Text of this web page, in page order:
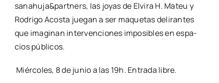
sanahuja&partners, las joyas de Elvi­ra H. Mateu y
Rodri­go Acos­ta jue­gan a ser maque­tas deli­ran­tes
que ima­gi­nan inter­ven­cio­nes impo­si­bles en espa­
cios públi­cos.
Miér­co­les, 8 de junio a las 19h. Entra­da libre.